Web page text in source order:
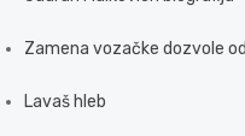
Zamena vozačke dozvole
Lavaš hleb